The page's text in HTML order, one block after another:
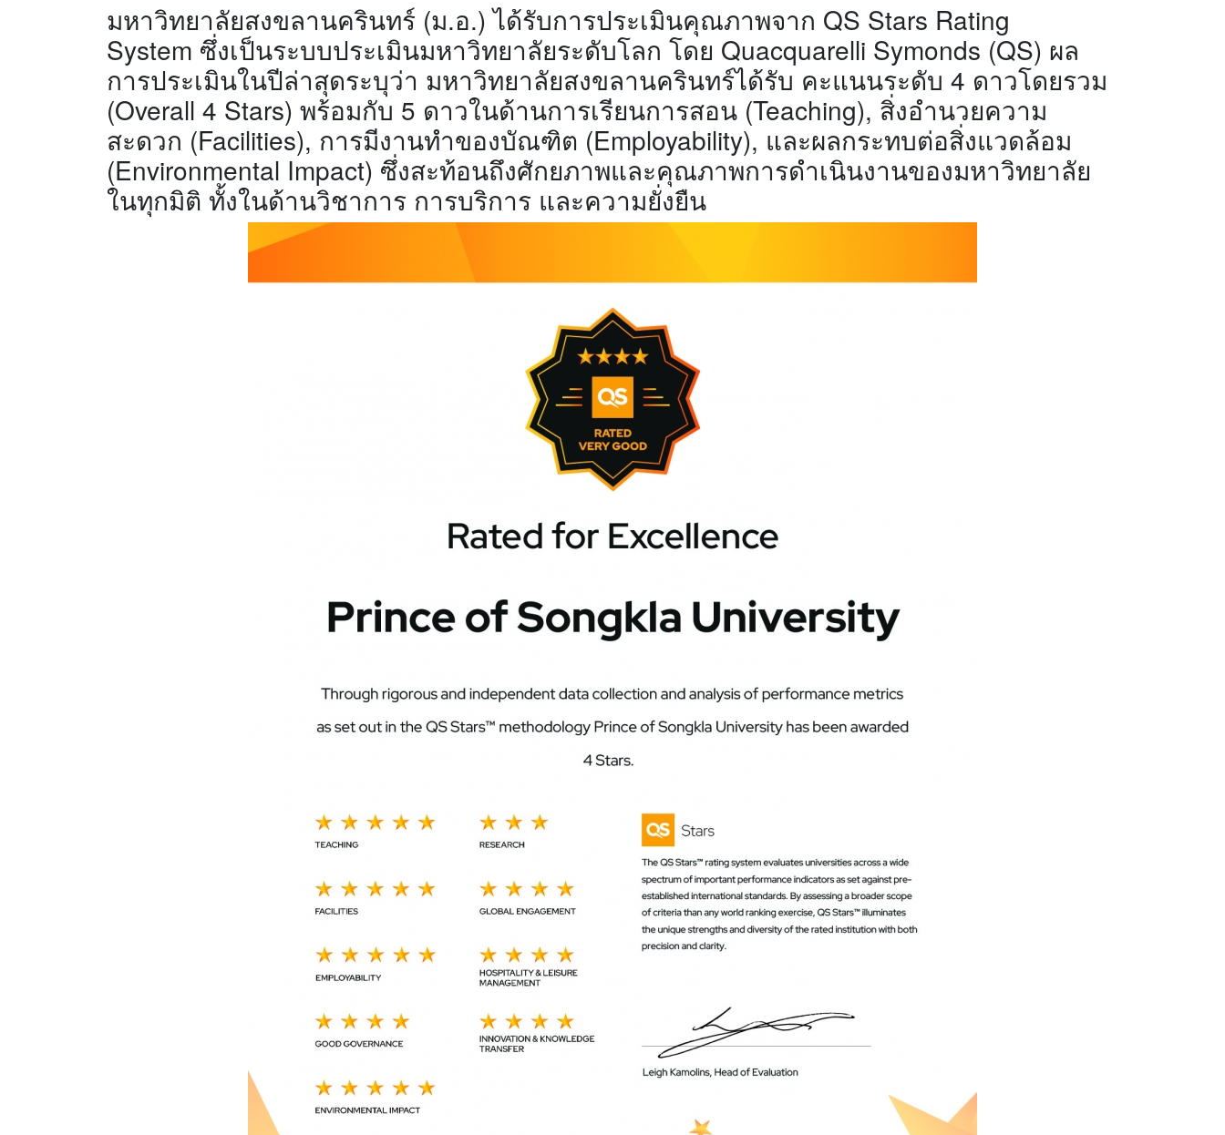
มหาวิทยาลัยสงขลานครินทร์ (ม.อ.) ได้รับการประเมินคุณภาพจาก QS Stars Rating
System ซึ่งเป็นระบบประเมินมหาวิทยาลัยระดับโลก โดย Quacquarelli Symonds (QS) ผล
การประเมินในปีล่าสุดระบุว่า มหาวิทยาลัยสงขลานครินทร์ได้รับ คะแนนระดับ 4 ดาวโดยรวม
(Overall 4 Stars) พร้อมกับ 5 ดาวในด้านการเรียนการสอน (Teaching), สิ่งอำนวยความ
สะดวก (Facilities), การมีงานทำของบัณฑิต (Employability), และผลกระทบต่อสิ่งแวดล้อม
(Environmental Impact) ซึ่งสะท้อนถึงศักยภาพและคุณภาพการดำเนินงานของมหาวิทยาลัย
ในทุกมิติ ทั้งในด้านวิชาการ การบริการ และความยั่งยืน